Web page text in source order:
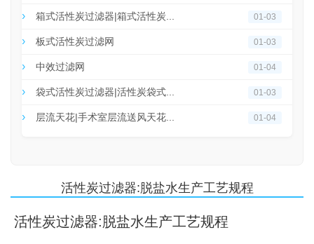
箱式活性炭过滤器|箱式活性炭... 01-03
板式活性炭过滤网 01-03
中效过滤网 01-04
袋式活性炭过滤器|活性炭袋式... 01-03
层流天花|手术室层流送风天花... 01-04
活性炭过滤器:脱盐水生产工艺规程
活性炭过滤器:脱盐水生产工艺规程